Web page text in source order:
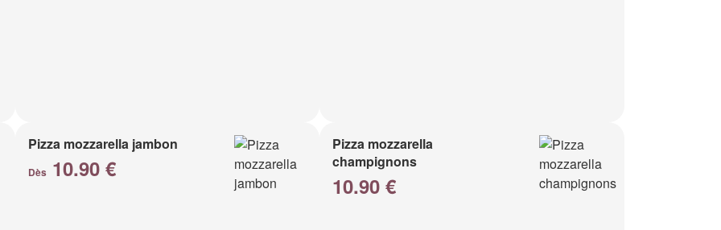
Pizza mozzarella jambon
Dès 10.90 €
Pizza mozzarella
champignons
10.90 €